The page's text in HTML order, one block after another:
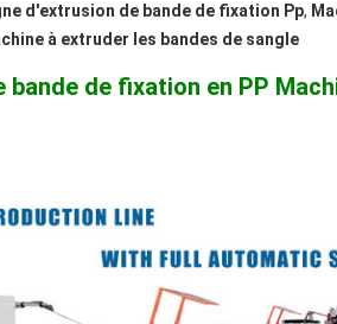
d'extrusion de bande de fixation Pp,
à extruder les bandes de sangle
bande de fixation en PP